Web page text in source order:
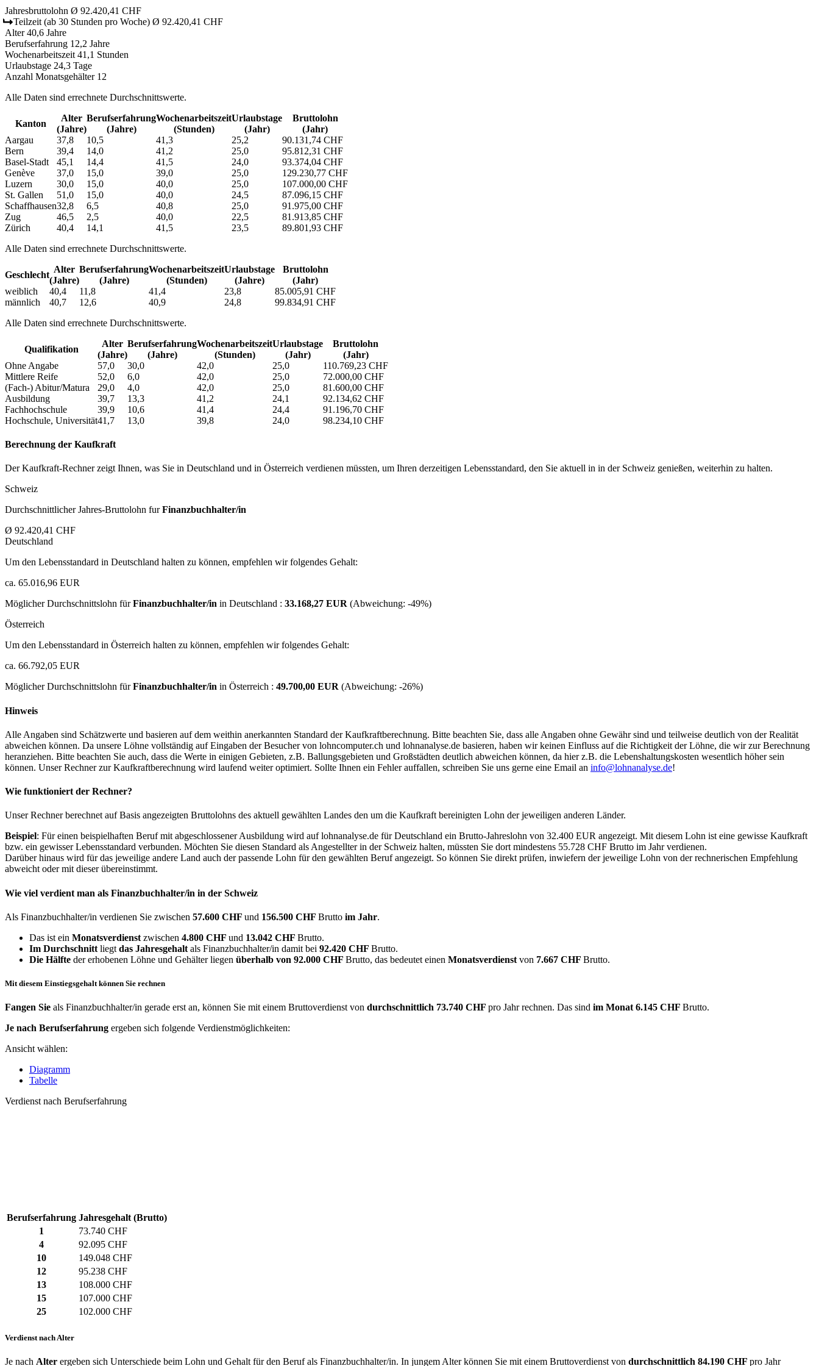
Jahresbruttolohn Ø 92.420,41 CHF
Teilzeit (ab 30 Stunden pro Woche) Ø 92.420,41 CHF
Alter 40,6 Jahre
Berufserfahrung 12,2 Jahre
Wochenarbeitszeit 41,1 Stunden
Urlaubstage 24,3 Tage
Anzahl Monatsgehälter 12
Alle Daten sind errechnete Durchschnittswerte.
Kanton
Alter
(Jahre)
Berufs­erfahrung
(Jahre)
Wochen­arbeitszeit
(Stunden)
Urlaubs­tage
(Jahr)
Bruttolohn
(Jahr)
Aargau
37,8 10,5 41,3 25,2
90.131,74 CHF
Bern
39,4 14,0 41,2 25,0
95.812,31 CHF
Basel-Stadt
45,1 14,4 41,5 24,0
93.374,04 CHF
Genève
37,0 15,0 39,0 25,0
129.230,77 CHF
Luzern
30,0 15,0 40,0 25,0
107.000,00 CHF
St. Gallen
51,0 15,0 40,0 24,5
87.096,15 CHF
Schaffhausen32,8 6,5 40,8 25,0
91.975,00 CHF
Zug
46,5 2,5 40,0 22,5
81.913,85 CHF
Zürich
40,4 14,1 41,5 23,5
89.801,93 CHF
Alle Daten sind errechnete Durchschnittswerte.
Geschlecht
Alter
(Jahre)
Berufs­erfahrung
(Jahre)
Wochen­arbeitszeit
(Stunden)
Urlaubs­tage
(Jahre)
Bruttolohn
(Jahr)
weiblich
40,4 11,8 41,4 23,8
85.005,91 CHF
männlich
40,7 12,6 40,9 24,8
99.834,91 CHF
Alle Daten sind errechnete Durchschnittswerte.
Qualifikation
Alter
(Jahre)
Berufs­erfahrung
(Jahre)
Wochen­arbeitszeit
(Stunden)
Urlaubs­tage
(Jahr)
Bruttolohn
(Jahr)
Ohne Angabe
57,0 30,0 42,0 25,0
110.769,23 CHF
Mittlere Reife
52,0 6,0 42,0 25,0
72.000,00 CHF
(Fach-) Abitur/Matura
29,0 4,0 42,0 25,0
81.600,00 CHF
Ausbildung
39,7 13,3 41,2 24,1
92.134,62 CHF
Fachhochschule
39,9 10,6 41,4 24,4
91.196,70 CHF
Hochschule, Universität41,7 13,0 39,8 24,0 98.234,10 CHF
Berechnung der Kaufkraft
Der Kaufkraft-Rechner zeigt Ihnen, was Sie in Deutschland und in Österreich verdienen müssten, um Ihren derzeitigen Lebensstandard, den Sie aktuell in in der Schweiz genießen, weiterhin zu halten.
Schweiz
Durchschnittlicher Jahres-Bruttolohn furFinanzbuchhalter/in
Ø 92.420,41 CHF
Deutschland
Um den Lebensstandard in Deutschland halten zu können, empfehlen wir folgendes Gehalt:
ca. 65.016,96 EUR
Möglicher Durchschnittslohn fürFinanzbuchhalter/in in Deutschland : 33.168,27 EUR (Abweichung: -49%)
Österreich
Um den Lebensstandard in Österreich halten zu können, empfehlen wir folgendes Gehalt:
ca. 66.792,05 EUR
Möglicher Durchschnittslohn fürFinanzbuchhalter/in in Österreich : 49.700,00 EUR (Abweichung: -26%)
Hinweis
Alle Angaben sind Schätzwerte und basieren auf dem weithin anerkannten Standard der Kaufkraftberechnung. Bitte beachten Sie, dass alle Angaben ohne Gewähr sind und teilweise deutlich von der Realität
abweichen können. Da unsere Löhne vollständig auf Eingaben der Besucher von lohncomputer.ch und lohnanalyse.de basieren, haben wir keinen Einfluss auf die Richtigkeit der Löhne, die wir zur Berechnung
heranziehen. Bitte beachten Sie auch, dass die Werte in einigen Gebieten, z.B. Ballungsgebieten und Großstädten deutlich abweichen können, da hier z.B. die Lebenshaltungskosten wesentlich höher sein
können. Unser Rechner zur Kaufkraftberechnung wird laufend weiter optimiert. Sollte Ihnen ein Fehler auffallen, schreiben Sie uns gerne eine Email an info@lohnanalyse.de!
Wie funktioniert der Rechner?
Unser Rechner berechnet auf Basis angezeigten Bruttolohns des aktuell gewählten Landes den um die Kaufkraft bereinigten Lohn der jeweiligen anderen Länder.
Beispiel: Für einen beispielhaften Beruf mit abgeschlossener Ausbildung wird auf lohnanalyse.de für Deutschland ein Brutto-Jahreslohn von 32.400 EUR angezeigt. Mit diesem Lohn ist eine gewisse Kaufkraft
bzw. ein gewisser Lebensstandard verbunden. Möchten Sie diesen Standard als Angestellter in der Schweiz halten, müssten Sie dort mindestens 55.728 CHF Brutto im Jahr verdienen.
Darüber hinaus wird für das jeweilige andere Land auch der passende Lohn für den gewählten Beruf angezeigt. So können Sie direkt prüfen, inwiefern der jeweilige Lohn von der rechnerischen Empfehlung
abweicht oder mit dieser übereinstimmt.
Wie viel verdient man als Finanzbuchhalter/in in der Schweiz
Als Finanzbuchhalter/in verdienen Sie zwischen 57.600 CHF und 156.500 CHF Brutto im Jahr.
Das ist ein Monatsverdienst zwischen 4.800 CHF und 13.042 CHF Brutto.
Im Durchschnitt liegt das Jahresgehalt als Finanzbuchhalter/in damit bei 92.420 CHF Brutto.
Die Hälfte der erhobenen Löhne und Gehälter liegen überhalb von 92.000 CHF Brutto, das bedeutet einen Monatsverdienst von 7.667 CHF Brutto.
Mit diesem Einstiegsgehalt können Sie rechnen
Fangen Sie als Finanzbuchhalter/in gerade erst an, können Sie mit einem Bruttoverdienst von durchschnittlich 73.740 CHF pro Jahr rechnen. Das sind im Monat 6.145 CHF Brutto.
Je nach Berufserfahrung ergeben sich folgende Verdienstmöglichkeiten:
Ansicht wählen:
Diagramm
Tabelle
Verdienst nach Berufserfahrung
Berufserfahrung Jahresgehalt (Brutto)
1
73.740 CHF
4
92.095 CHF
10
149.048 CHF
12
95.238 CHF
13
108.000 CHF
15
107.000 CHF
25
102.000 CHF
Verdienst nach Alter
Je nach Alter ergeben sich Unterschiede beim Lohn und Gehalt für den Beruf als Finanzbuchhalter/in. In jungem Alter können Sie mit einem Bruttoverdienst von durchschnittlich 84.190 CHF pro Jahr